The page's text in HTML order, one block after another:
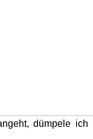
dümpele ich